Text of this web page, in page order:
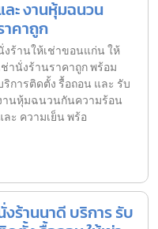
ละ งานหุ้มฉนวน
าคาถูก
งร้านให้เช่าขอนแก่น ให้
ช่านั่งร้านราคาถูก พร้อม
ริการติดตั้ง รื้อถอน และ รับ
านหุ้มฉนวนกันความร้อน
ละ ความเย็น พร้อ
งร้านนาดี บริการ รับ